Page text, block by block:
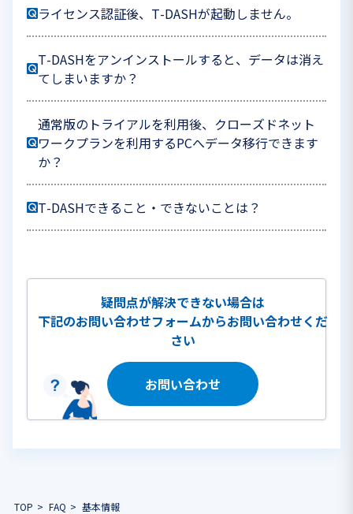
ライセンス認証後、T-DASHが起動しません。
T-DASHをアンインストールすると、データは消え
てしまいますか？
通常版のトライアルを利用後、クローズドネット
ワークプランを利用するPCへデータ移行できます
か？
T-DASHできること・できないことは？
疑問点が解決できない場合は
下記のお問い合わせフォームからお問い合わせくだ
さい
お問い合わせ
TOP FAQ 基本情報